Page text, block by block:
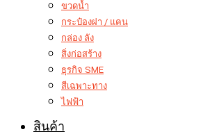
ขวดน้ำ
กระป๋องฝา / แคน
กล่อง ลัง
สิ่งก่อสร้าง
ธุรกิจ SME
สีเฉพาะทาง
ไฟฟ้า
สินค้า